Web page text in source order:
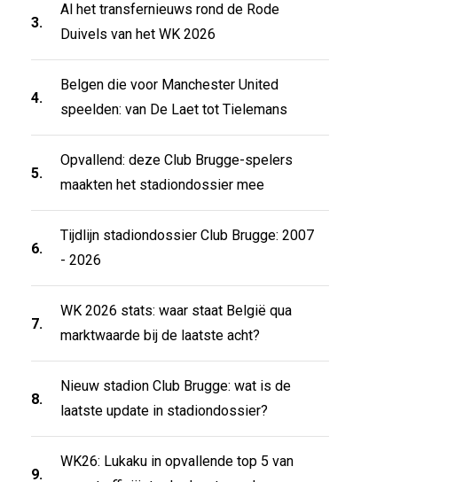
3.
Al het transfernieuws rond de Rode
Duivels van het WK 2026
4.
Belgen die voor Manchester United
speelden: van De Laet tot Tielemans
5.
Opvallend: deze Club Brugge-spelers
maakten het stadiondossier mee
6.
Tijdlijn stadiondossier Club Brugge: 2007
- 2026
7.
WK 2026 stats: waar staat België qua
marktwaarde bij de laatste acht?
8.
Nieuw stadion Club Brugge: wat is de
laatste update in stadiondossier?
9.
WK26: Lukaku in opvallende top 5 van